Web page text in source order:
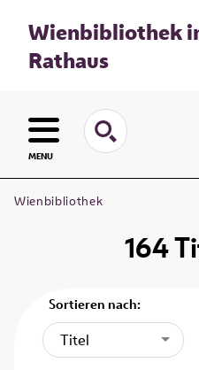
Wienbibliothek
Rathaus
MENU
Wienbibliothek
164
Sortieren nach:
Titel